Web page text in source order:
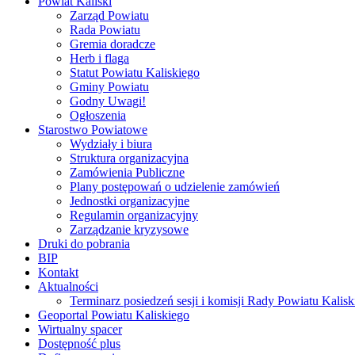
Zarząd Powiatu
Rada Powiatu
Gremia doradcze
Herb i flaga
Statut Powiatu Kaliskiego
Gminy Powiatu
Godny Uwagi!
Ogłoszenia
Starostwo Powiatowe
Wydziały i biura
Struktura organizacyjna
Zamówienia Publiczne
Plany postępowań o udzielenie zamówień
Jednostki organizacyjne
Regulamin organizacyjny
Zarządzanie kryzysowe
Druki do pobrania
BIP
Kontakt
Aktualności
Terminarz posiedzeń sesji i komisji Rady Powiatu
Geoportal Powiatu Kaliskiego
Wirtualny spacer
Dostępność plus